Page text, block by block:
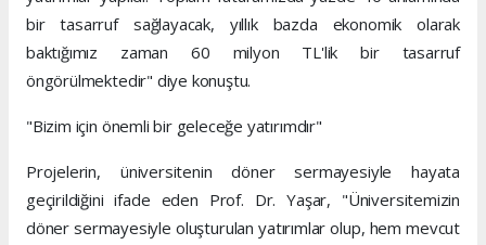
bir tasarruf sağlayacak, yıllık bazda ekonomik olarak
baktığımız zaman 60 milyon TL'lik bir tasarruf
öngörülmektedir" diye konuştu.
"Bizim için önemli bir geleceğe yatırımdır"
Projelerin, üniversitenin döner sermayesiyle hayata
geçirildiğini ifade eden Prof. Dr. Yaşar, "Üniversitemizin
döner sermayesiyle oluşturulan yatırımlar olup, hem mevcut